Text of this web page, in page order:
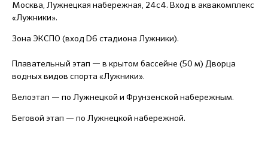
Москва, Лужнецкая набережная, 24с4. Вход в аквакомплекс
«Лужники».
Зона ЭКСПО (вход D6 стадиона Лужники).
Плавательный этап — в крытом бассейне (50 м) Дворца
водных видов спорта «Лужники».
Велоэтап — по Лужнецкой и Фрунзенской набережным.
Беговой этап — по Лужнецкой набережной.